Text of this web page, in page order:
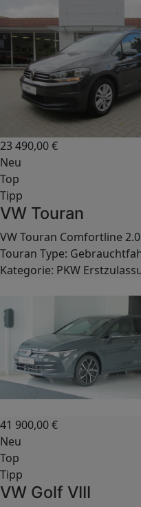
23 490,00€
Neu
Top
Tipp
VW Touran
VW Touran Comfortline
Touran Type:
Kategorie: PKW
41 900,00€
Neu
Top
Tipp
VW Golf VIII